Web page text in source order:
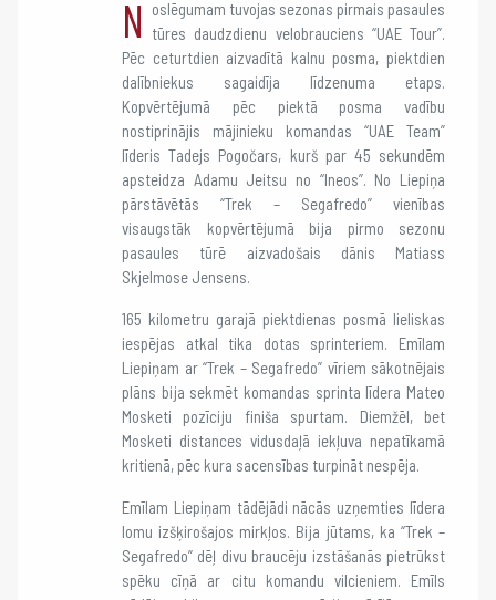
N
oslēgumam tuvojas sezonas pirmais pasaules
tūres daudzdienu velobrauciens “UAE Tour”.
Pēc ceturtdien aizvadītā kalnu posma, piektdien
dalībniekus sagaidīja līdzenuma etaps.
Kopvērtējumā pēc piektā posma vadību
nostiprinājis mājinieku komandas “UAE Team”
līderis Tadejs Pogočars, kurš par 45 sekundēm
apsteidza Adamu Jeitsu no “Ineos”. No Liepiņa
pārstāvētās “Trek – Segafredo” vienības
visaugstāk kopvērtējumā bija pirmo sezonu
pasaules tūrē aizvadošais dānis Matiass
Skjelmose Jensens.
165 kilometru garajā piektdienas posmā lieliskas
iespējas atkal tika dotas sprinteriem. Emīlam
Liepiņam ar “Trek – Segafredo” vīriem sākotnējais
plāns bija sekmēt komandas sprinta līdera Mateo
Mosketi pozīciju finiša spurtam. Diemžēl, bet
Mosketi distances vidusdaļā iekļuva nepatīkamā
kritienā, pēc kura sacensības turpināt nespēja.
Emīlam Liepiņam tādējādi nācās uzņemties līdera
lomu izšķirošajos mirkļos. Bija jūtams, ka “Trek –
Segafredo” dēļ divu braucēju izstāšanās pietrūkst
spēku cīņā ar citu komandu vilcieniem. Emīls